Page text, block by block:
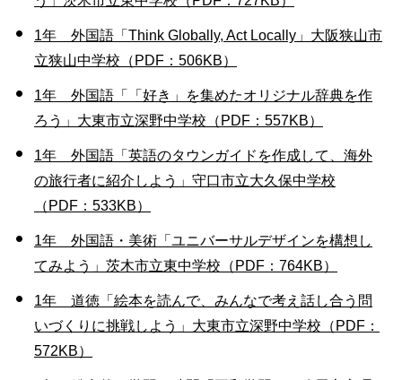
1年 外国語「Think Globally, Act Locally」大阪狭山市
立狭山中学校（PDF：506KB）
1年 外国語「「好き」を集めたオリジナル辞典を作
ろう」大東市立深野中学校（PDF：557KB）
1年 外国語「英語のタウンガイドを作成して、海外
の旅行者に紹介しよう」守口市立大久保中学校
（PDF：533KB）
1年 外国語・美術「ユニバーサルデザインを構想し
てみよう」茨木市立東中学校（PDF：764KB）
1年 道徳「絵本を読んで、みんなで考え話し合う問
いづくりに挑戦しよう」大東市立深野中学校（PDF：
572KB）